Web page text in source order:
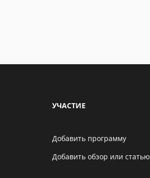
УЧАСТИЕ
Добавить программу
Добавить обзор или статью